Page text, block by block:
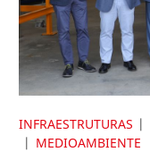
INFRAESTRUTURAS
MEDIOAMBIENTE